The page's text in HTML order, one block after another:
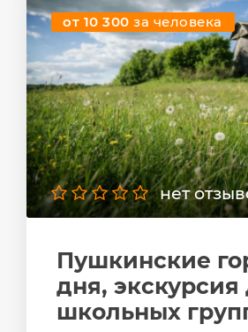
от 10 300за человека
нет
Пушкинские
дня, экскурсия
школьных